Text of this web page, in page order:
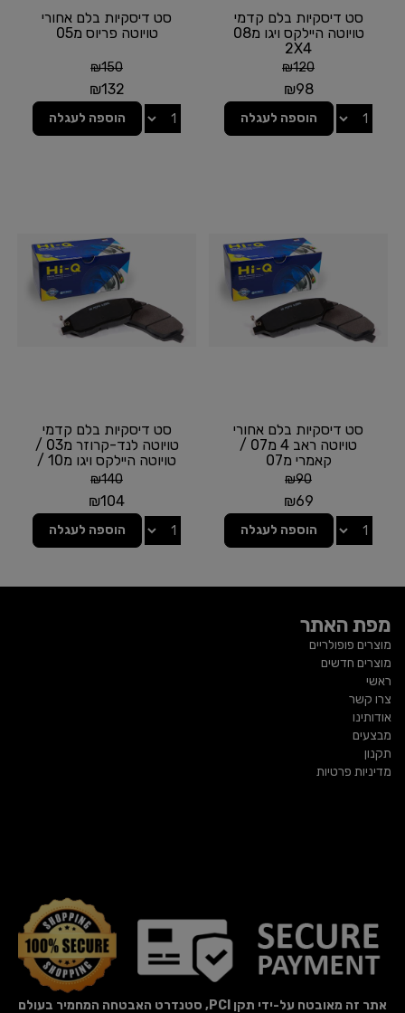
סט דיסקיות בלם קדמי
טויוטה היילקס ויגו מ08
2X4
₪120
₪98
הוספה לעגלה
סט דיסקיות בלם אחורי
טויוטה פריוס מ05
₪150
₪132
הוספה לעגלה
סט דיסקיות בלם אחורי
טויוטה ראב 4 מ07 /
קאמרי מ07
₪90
₪69
הוספה לעגלה
סט דיסקיות בלם קדמי
טויוטה לנד-קרוזר מ03 /
טויוטה היילקס ויגו מ10 /
מיצובישי...
₪140
₪104
הוספה לעגלה
מפת האתר
מוצרים פופולריים
מוצרים חדשים
ראשי
צרו קשר
אודותינו
מבצעים
תקנון
מדיניות פרטיות
אתר זה מאובטח על-ידי תקן PCI, סטנדרט האבטחה המחמיר בעולם